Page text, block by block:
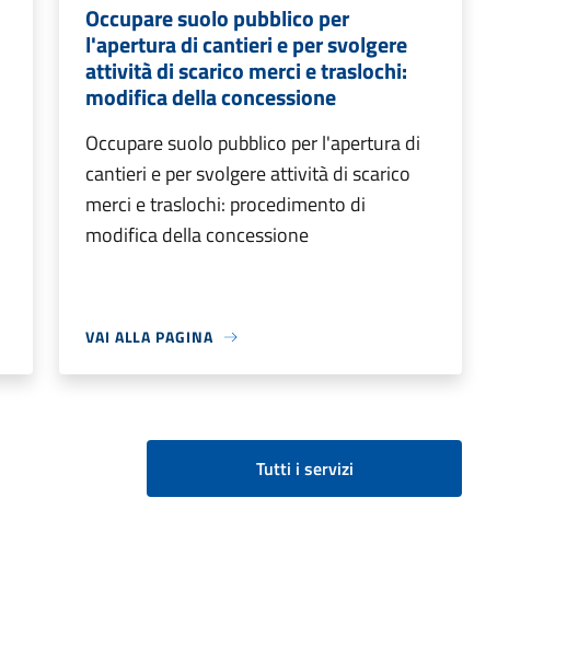
Occupare suolo pubblico per
l'apertura di cantieri e per svolgere
attività di scarico merci e traslochi:
modifica della concessione
Occupare suolo pubblico per l'apertura di
cantieri e per svolgere attività di scarico
merci e traslochi: procedimento di
modifica della concessione
VAI ALLA PAGINA
Tutti i servizi